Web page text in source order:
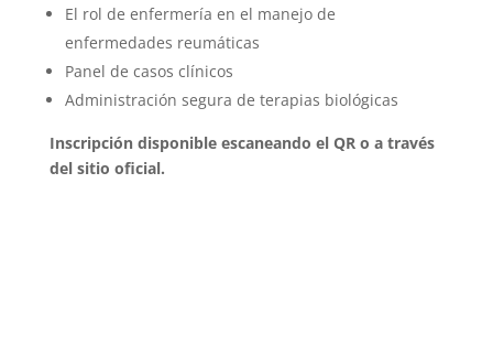
El rol de enfermería en el manejo de
enfermedades reumáticas
Panel de casos clínicos
Administración segura de terapias biológicas
Inscripción disponible escaneando el QR o a través
del sitio oficial.